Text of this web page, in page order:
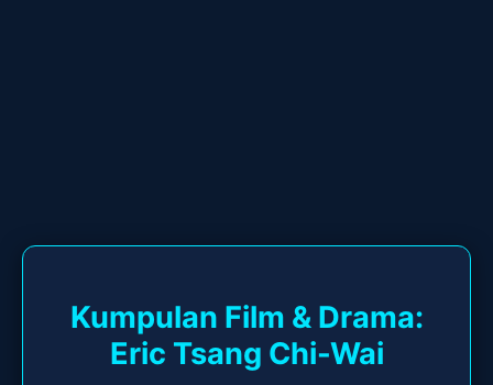
Kumpulan Film & Drama:
Eric Tsang Chi-Wai